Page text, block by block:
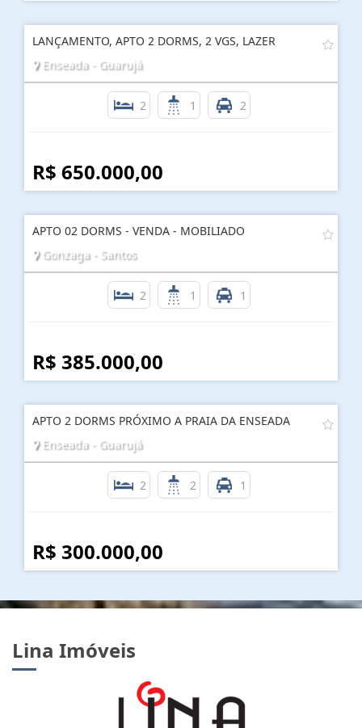
LANÇAMENTO, APTO 2 DORMS, 2 VGS, LAZER
Enseada - Guarujá
2 1 2
R$ 650.000,00
APTO 02 DORMS - VENDA - MOBILIADO
Gonzaga - Santos
2 1 1
R$ 385.000,00
APTO 2 DORMS PRÓXIMO A PRAIA DA ENSEADA
Enseada - Guarujá
2 2 1
R$ 300.000,00
Lina Imóveis